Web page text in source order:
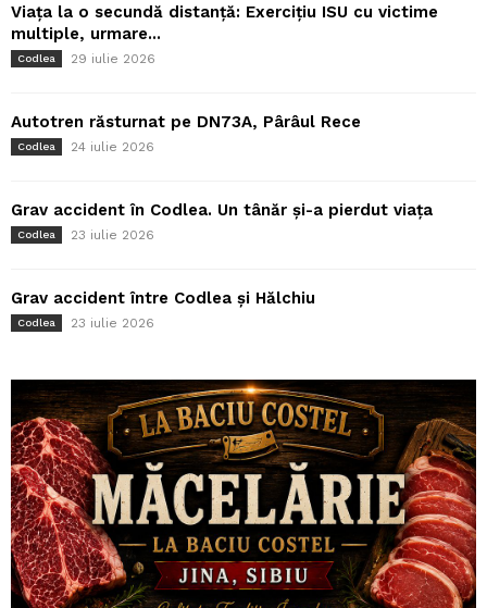
Viața la o secundă distanță: Exercițiu ISU cu victime
multiple, urmare...
Codlea 29 iulie 2026
Autotren răsturnat pe DN73A, Pârâul Rece
Codlea 24 iulie 2026
Grav accident în Codlea. Un tânăr și-a pierdut viața
Codlea 23 iulie 2026
Grav accident între Codlea și Hălchiu
Codlea 23 iulie 2026